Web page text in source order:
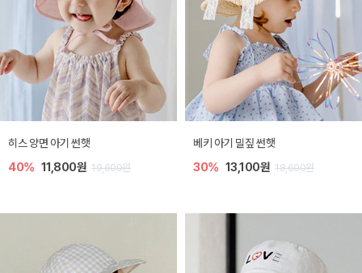
히스 양면 아기 썬햇
40% 11,800원 19,600원
베키 아기 밀짚 썬햇
30% 13,100원 18,600원